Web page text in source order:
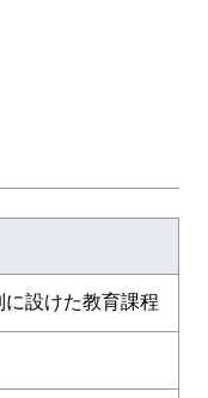
設けた教育課程